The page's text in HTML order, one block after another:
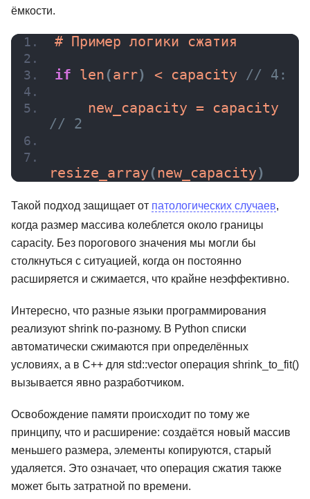
ёмкости.
# Пример логики сжатия
if len (arr) < capacity // 4:
// 2
resize_array ( new_capacity)
Такой подход защищает от патологических случаев,
когда размер массива колеблется около границы
capacity. Без порогового значения мы могли бы
столкнуться с ситуацией, когда он постоянно
расширяется и сжимается, что крайне неэффективно.
Интересно, что разные языки программирования
реализуют shrink по-разному. В Python списки
автоматически сжимаются при определённых
условиях, а в C++ для std::vector операция shrink_to_fit()
вызывается явно разработчиком.
Освобождение памяти происходит по тому же
принципу, что и расширение: создаётся новый массив
меньшего размера, элементы копируются, старый
удаляется. Это означает, что операция сжатия также
может быть затратной по времени.